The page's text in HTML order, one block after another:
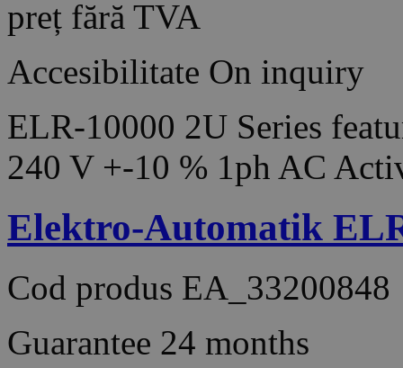
preț fără TVA
Accesibilitate On inquiry
ELR-10000 2U Series
240 V +-10 % 1ph AC
Elektro-Automatik
Cod produs EA_33200848
Guarantee 24 months